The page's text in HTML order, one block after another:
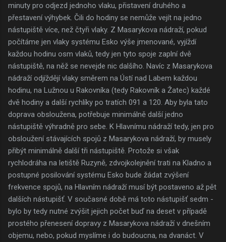
minuty pro odjezd jednoho vlaku, přistavení druhého a
přestavení výhybek. Čili do hodiny se nemůže vejít na jedno
nástupiště více, než čtyři vlaky. Z Masarykova nádraží, pokud
počítáme jen vlaky systému Esko výše jmenované, vyjíždí
každou hodinu osm vlaků, tedy jen tyto spoje zaplní dvě
nástupiště, na něž se nevejde nic dalšího. Navíc z Masarykova
nádraží odjíždějí vlaky směrem na Ústí nad Labem každou
hodinu, na Lužnou u Rakovníka (tedy Rakovník a Žatec) každé
dvě hodiny a další rychlíky po tratích 091 a 120. Aby byla tato
doprava obsloužena, potřebuje minimálně další jedno
nástupiště výhradně pro sebe. K Hlavnímu nádraží tedy, jen pro
obsloužení stávajících spojů z Masarykova nádraží, by musely
přibýt minimálně další tři nástupiště. Protože si však
rychlodráha na letiště Ruzyně, zdvojkolejnění trati na Kladno a
postupné posilování systému Esko bude žádat zvýšení
frekvence spojů, na Hlavním nádraží musí být postaveno až pět
dalších nástupišť. V současné době má toto nástupišť sedm -
bylo by tedy nutné zvýšit jejich počet buď na deset v případě
prostého přenesení dopravy z Masarykova nádraží v dnešním
objemu, nebo, pokud myslíme i do budoucna, na dvanáct. V